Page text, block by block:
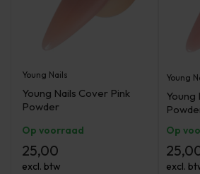
Young Nails
Young Nails Cover Pink
Powder
Op voorraad
25,00
excl. btw
Young
Young
Op
excl.